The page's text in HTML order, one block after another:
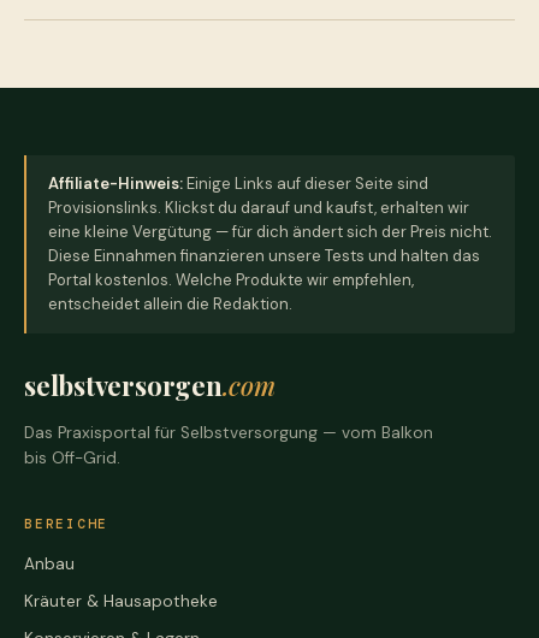
Affiliate-Hinweis:Einige Links auf dieser Seite sind
Provisionslinks. Klickst du darauf und kaufst, erhalten wir
eine kleine Vergütung — für dich ändert sich der Preis nicht.
Diese Einnahmen finanzieren unsere Tests und halten das
Portal kostenlos. Welche Produkte wir empfehlen,
entscheidet allein die Redaktion.
selbstversorgen.com
Das Praxisportal für Selbstversorgung — vom Balkon
bis Off-Grid.
BEREICHE
Anbau
Kräuter & Hausapotheke